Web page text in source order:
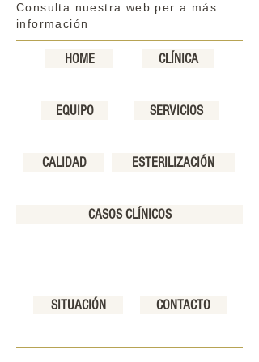
Consulta nuestra web per a más
información
HOME CLÍNICA
EQUIPO
CALIDAD
SERVICIOS
ESTERILIZACIÓN
CASOS CLÍNICOS
SITUACIÓN CONTACTO